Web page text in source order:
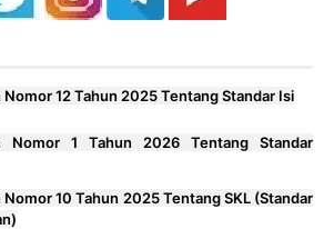
12 Tahun 2025 Tentang Standar Isi
Nomor 1 Tahun 2026 Tentang Standar
10 Tahun 2025 Tentang SKL (Standar